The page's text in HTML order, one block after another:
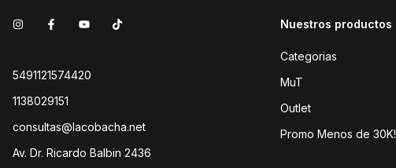
5491121574420
1138029151
consultas@lacobacha.net
Av. Dr. Ricardo Balbin 2436
Nuestros productos
Categorias
MuT
Outlet
Promo Menos de 30K!